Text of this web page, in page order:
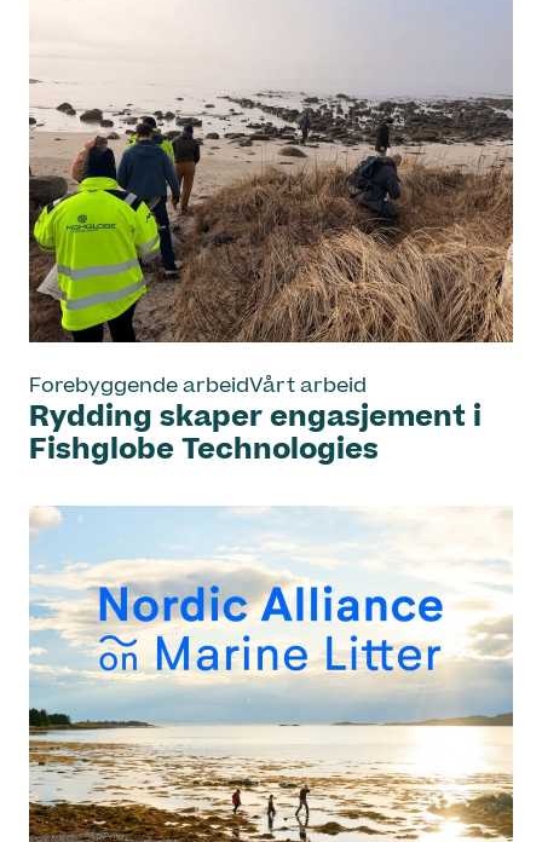
Forebyggende arbeidVårt arbeid
Rydding skaper engasjement i
Fishglobe Technologies